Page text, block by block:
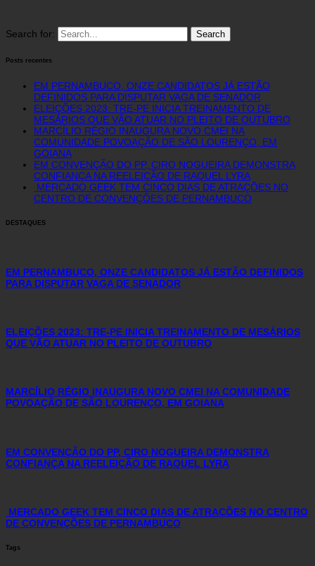
Search for:
Posts recentes
EM PERNAMBUCO, ONZE CANDIDATOS JÁ ESTÃO
DEFINIDOS PARA DISPUTAR VAGA DE SENADOR
ELEIÇÕES 2023: TRE-PE INICIA TREINAMENTO DE
MESÁRIOS QUE VÃO ATUAR NO PLEITO DE OUTUBRO
MARCÍLIO RÉGIO INAUGURA NOVO CMEI NA
COMUNIDADE POVOAÇÃO DE SÃO LOURENÇO, EM
GOIANA
EM CONVENÇÃO DO PP, CIRO NOGUEIRA DEMONSTRA
CONFIANÇA NA REELEIÇÃO DE RAQUEL LYRA
MERCADO GEEK TEM CINCO DIAS DE ATRAÇÕES NO
CENTRO DE CONVENÇÕES DE PERNAMBUCO
DESTAQUES
EM PERNAMBUCO, ONZE CANDIDATOS JÁ ESTÃO DEFINIDOS
PARA DISPUTAR VAGA DE SENADOR
ELEIÇÕES 2023: TRE-PE INICIA TREINAMENTO DE MESÁRIOS
QUE VÃO ATUAR NO PLEITO DE OUTUBRO
MARCÍLIO RÉGIO INAUGURA NOVO CMEI NA COMUNIDADE
POVOAÇÃO DE SÃO LOURENÇO, EM GOIANA
EM CONVENÇÃO DO PP, CIRO NOGUEIRA DEMONSTRA
CONFIANÇA NA REELEIÇÃO DE RAQUEL LYRA
MERCADO GEEK TEM CINCO DIAS DE ATRAÇÕES NO CENTRO
DE CONVENÇÕES DE PERNAMBUCO
Tags